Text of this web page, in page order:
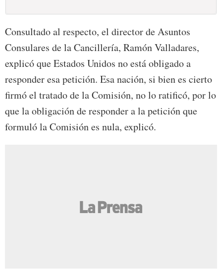
Consultado al respecto, el director de Asuntos
Consulares de la Cancillería, Ramón Valladares,
explicó que Estados Unidos no está obligado a
responder esa petición. Esa nación, si bien es cierto
firmó el tratado de la Comisión, no lo ratificó, por lo
que la obligación de responder a la petición que
formuló la Comisión es nula, explicó.